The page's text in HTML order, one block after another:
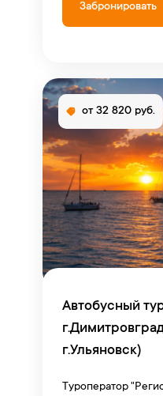
Забронировать
от 32 820 руб.
Автобусный
г.Ульяновск)
Туроператор